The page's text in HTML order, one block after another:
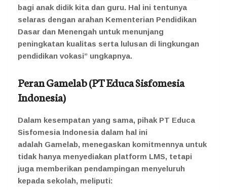
bagi anak didik kita dan guru. Hal ini tentunya
selaras dengan arahan Kementerian Pendidikan
Dasar dan Menengah untuk menunjang
peningkatan kualitas serta lulusan di lingkungan
pendidikan vokasi” ungkapnya.
Peran Gamelab (PT Educa Sisfomesia
Indonesia)
Dalam kesempatan yang sama, pihak PT Educa
Sisfomesia Indonesia dalam hal ini
adalah Gamelab, menegaskan komitmennya untuk
tidak hanya menyediakan platform LMS, tetapi
juga memberikan pendampingan menyeluruh
kepada sekolah, meliputi: